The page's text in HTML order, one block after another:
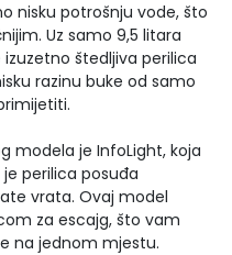
nisku potrošnju vode, što
Uz samo 9,5 litara
izuzetno štedljiva perilica
razinu buke od samo
modela je InfoLight, koja
perilica posuđa
vrata. Ovaj model
za escajg, što vam
na jednom mjestu.